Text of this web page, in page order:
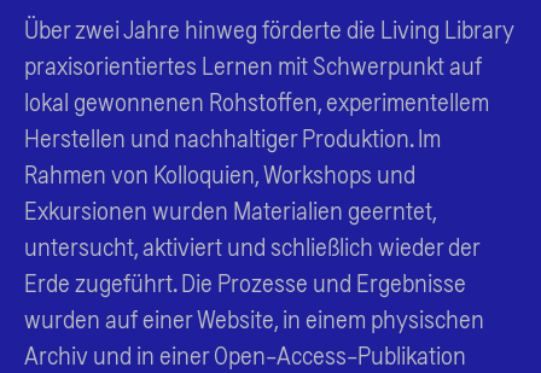
Über zwei Jahre hinweg förderte die Living Library
praxisorientiertes Lernen mit Schwerpunkt auf
lokal gewonnenen Rohstoffen, experimentellem
Herstellen und nachhaltiger Produktion. Im
Rahmen von Kolloquien, Workshops und
Exkursionen wurden Materialien geerntet,
untersucht, aktiviert und schließlich wieder der
Erde zugeführt. Die Prozesse und Ergebnisse
wurden auf einer Website, in einem physischen
Archiv und in einer Open-Access-Publikation